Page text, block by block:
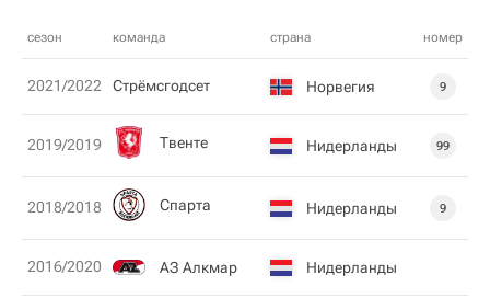
сезон команда страна номер
2021/2022 Стрёмсгодсет Норвегия 9
2019/2019 Твенте Нидерланды 99
2018/2018 Спарта Нидерланды 9
2016/2020 АЗ Алкмар Нидерланды